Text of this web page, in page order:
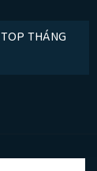
TOP THÁNG